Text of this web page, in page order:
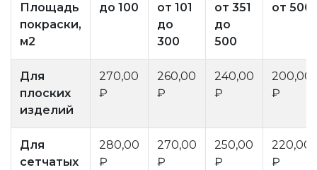
Площадь
покраски,
м2
до 100
от 101
до
300
от 351
до
500
от 500
Для
плоских
изделий
270,00
₽
260,00
₽
240,00
₽
200,00
₽
Для
сетчатых
280,00
₽
270,00
₽
250,00
₽
220,00
₽